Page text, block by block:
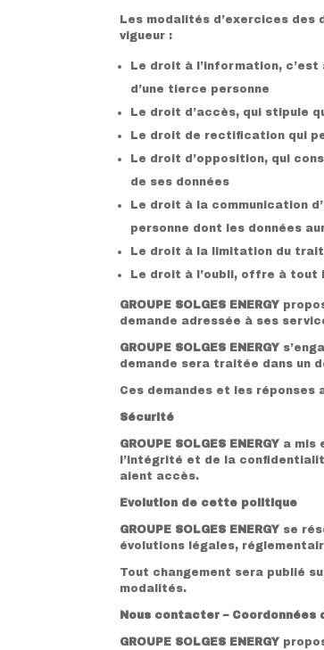
Les modalités d’exercices des
vigueur :
Le droit à l’information,
d’une tierce personne
Le droit d’accès, qui stipule
Le droit de rectification qui
Le droit d’opposition, qui
de ses données
Le droit à la communication
personne dont les données
Le droit à la limitation du
Le droit à l’oubli, offre à tout
GROUPE SOLGES ENERGY
demande adressée à ses
GROUPE SOLGES ENERGY
demande sera traitée dans un
Ces demandes et les
Sécurité
GROUPE SOLGES ENERGY a mis
l’intégrité et de la
aient accès.
Evolution de cette politique
GROUPE SOLGES ENERGY se
évolutions légales,
Tout changement sera publié
modalités.
Nous contacter – Coordonnées
GROUPE SOLGES ENERGY